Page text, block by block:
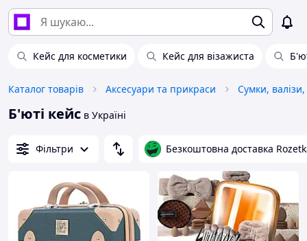
Кейс для косметики Кейс для візажиста
Каталог товарів Аксесуари та прикраси Сумки,
Б'юті кейс в Україні
Фільтри Безкоштовна доставка